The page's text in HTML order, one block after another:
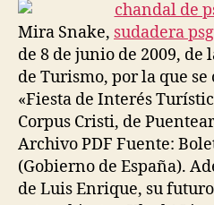
Mira Snake, sudadera psg
de 8 de junio de 2009, de
de Turismo, por la que
«Fiesta de Interés
Corpus Cristi, de
Archivo PDF Fuente:
(Gobierno de España).
de Luis Enrique, su futuro